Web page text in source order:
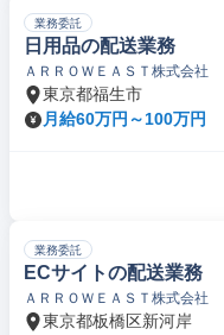
業務委託
日用品の配送業務
ＡＲＲＯＷＥＡＳＴ株式会社
東京都福生市
月給60万円～100万円
業務委託
ECサイトの配送業務
ＡＲＲＯＷＥＡＳＴ株式会社
東京都板橋区新河岸